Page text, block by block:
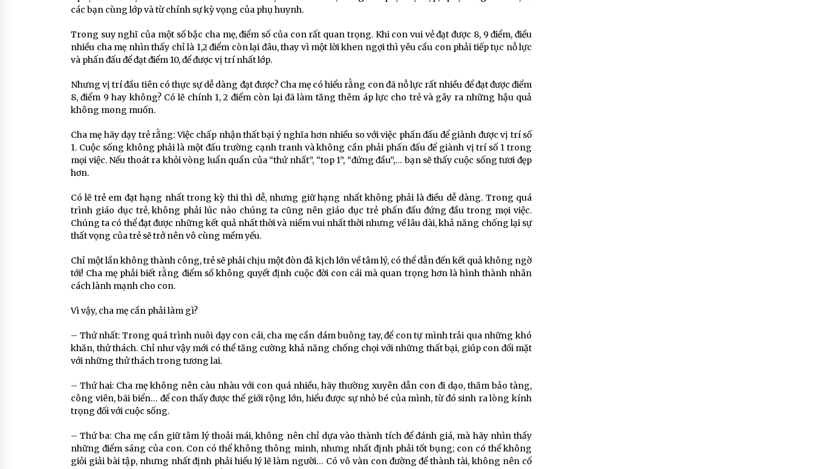
các bạn cùng lớp và từ chính sự kỳ vọng của phụ huynh.
Trong suy nghĩ của một số bậc cha mẹ, điểm số của con rất quan trọng. Khi con vui vẻ đạt được 8, 9 điểm, điều
nhiều cha mẹ nhìn thấy chỉ là 1,2 điểm còn lại đâu, thay vì một lời khen ngợi thì yêu cầu con phải tiếp tục nỗ lực
và phấn đấu để đạt điểm 10, để được vị trí nhất lớp.
Nhưng vị trí đầu tiên có thực sự dễ dàng đạt được? Cha mẹ có hiểu rằng con đã nỗ lực rất nhiều để đạt được điểm
8, điểm 9 hay không? Có lẽ chính 1, 2 điểm còn lại đã làm tăng thêm áp lực cho trẻ và gây ra những hậu quả
không mong muốn.
Cha mẹ hãy dạy trẻ rằng: Việc chấp nhận thất bại ý nghĩa hơn nhiều so với việc phấn đấu để giành được vị trí số
1. Cuộc sống không phải là một đấu trường cạnh tranh và không cần phải phấn đấu để giành vị trí số 1 trong
mọi việc. Nếu thoát ra khỏi vòng luẩn quẩn của “thứ nhất”, “top 1”, “đứng đầu”,… bạn sẽ thấy cuộc sống tươi đẹp
hơn.
Có lẽ trẻ em đạt hạng nhất trong kỳ thi thì dễ, nhưng giữ hạng nhất không phải là điều dễ dàng. Trong quá
trình giáo dục trẻ, không phải lúc nào chúng ta cũng nên giáo dục trẻ phấn đấu đứng đầu trong mọi việc.
Chúng ta có thể đạt được những kết quả nhất thời và niềm vui nhất thời nhưng về lâu dài, khả năng chống lại sự
thất vọng của trẻ sẽ trở nên vô cùng mềm yếu.
Chỉ một lần không thành công, trẻ sẽ phải chịu một đòn đả kịch lớn về tâm lý, có thể dẫn đến kết quả không ngờ
tới! Cha mẹ phải biết rằng điểm số không quyết định cuộc đời con cái mà quan trọng hơn là hình thành nhân
cách lành mạnh cho con.
Vì vậy, cha mẹ cần phải làm gì?
– Thứ nhất: Trong quá trình nuôi dạy con cái, cha mẹ cần dám buông tay, để con tự mình trải qua những khó
khăn, thử thách. Chỉ như vậy mới có thể tăng cường khả năng chống chọi với những thất bại, giúp con đối mặt
với những thử thách trong tương lai.
– Thứ hai: Cha mẹ không nên càu nhàu với con quá nhiều, hãy thường xuyên dẫn con đi dạo, thăm bảo tàng,
công viên, bãi biển… để con thấy được thế giới rộng lớn, hiểu được sự nhỏ bé của mình, từ đó sinh ra lòng kính
trọng đối với cuộc sống.
– Thứ ba: Cha mẹ cần giữ tâm lý thoải mái, không nên chỉ dựa vào thành tích để đánh giá, mà hãy nhìn thấy
những điểm sáng của con. Con có thể không thông minh, nhưng nhất định phải tốt bụng; con có thể không
giỏi giải bài tập, nhưng nhất định phải hiểu lý lẽ làm người… Có vô vàn con đường để thành tài, không nên cố